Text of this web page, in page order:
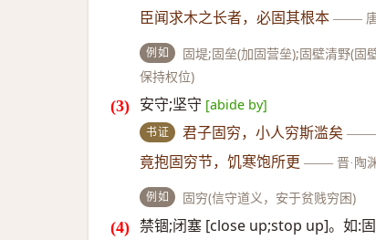
臣闻求木之长者，必固其根本 ——
例如
固堤;固垒(加固营垒);固壁清野(固
保持权位)
安守;坚守 [abide by]
书证 君子固穷，小人穷斯滥矣 ——
竟抱固穷节，饥寒饱所更 —— 晋·陶
例如 固穷(信守道义，安于贫贱穷困)
禁锢;闭塞 [close up;stop up]。如: